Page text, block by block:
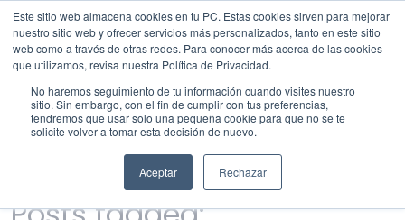
Este sitio web almacena cookies en tu PC. Estas cookies sirven para mejorar
nuestro sitio web y ofrecer servicios más personalizados, tanto en este sitio
web como a través de otras redes. Para conocer más acerca de las cookies
que utilizamos, revisa nuestra Política de Privacidad.
No haremos seguimiento de tu información cuando visites nuestro
sitio. Sin embargo, con el fin de cumplir con tus preferencias,
tendremos que usar solo una pequeña cookie para que no se te
solicite volver a tomar esta decisión de nuevo.
Aceptar Rechazar